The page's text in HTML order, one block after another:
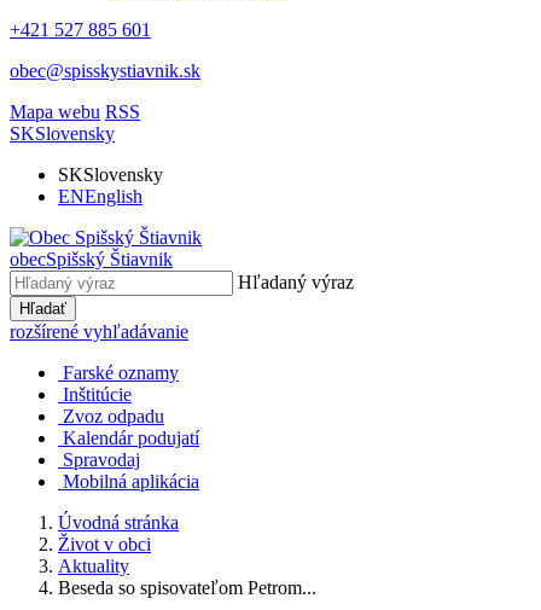
+421 527 885 601
obec@spisskystiavnik.sk
Mapa webu RSS
SKSlovensky
SKSlovensky
ENEnglish
obecSpišský Štiavnik
Hľadaný výraz
Hľadať
rozšírené vyhľadávanie
Farské oznamy
Inštitúcie
Zvoz odpadu
Kalendár podujatí
Spravodaj
Mobilná aplikácia
Úvodná stránka
Život v obci
Aktuality
Beseda so spisovateľom Petrom...